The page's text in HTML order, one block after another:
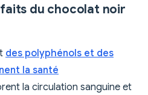
du chocolat noir
des polyphénols et des
la santé
la circulation sanguine et